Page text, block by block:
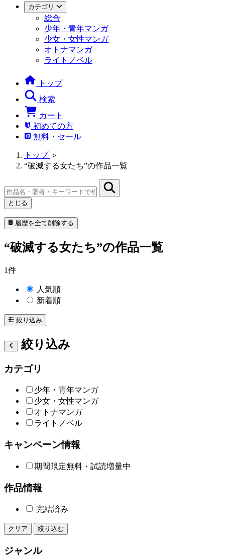
カテゴリ
総合
少年・青年マンガ
少女・女性マンガ
オトナマンガ
ライトノベル
トップ
検索
カート
初めての方
無料・セール
トップ ＞
“破滅する女たち”の作品一覧
とじる
履歴を全て削除する
“破滅する女たち”の作品一覧
1件
人気順
新着順
絞り込み
絞り込み
カテゴリ
少年・青年マンガ
少女・女性マンガ
オトナマンガ
ライトノベル
キャンペーン情報
期間限定無料・試読増量中
作品情報
完結済み
クリア 絞り込む
ジャンル